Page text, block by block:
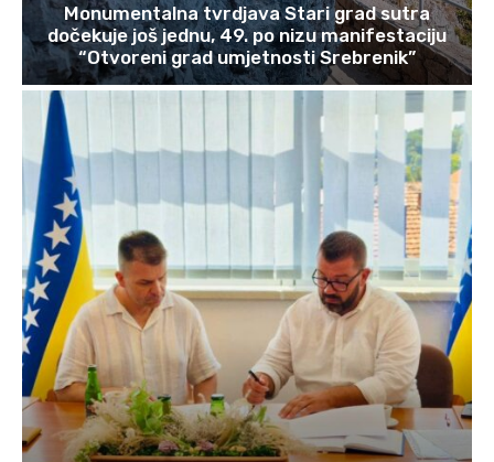
Monumentalna tvrdjava Stari grad sutra
dočekuje još jednu, 49. po nizu manifestaciju
“Otvoreni grad umjetnosti Srebrenik”